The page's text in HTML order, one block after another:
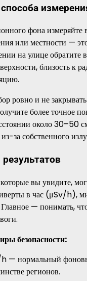
фона измеряйте
или местности —
на улице обратите
близость к
ровно и не
более точное
около 30–50
за собственного
вы увидите,
в час (μSv/h),
— понимать,
безопасности:
— нормальный
регионов.